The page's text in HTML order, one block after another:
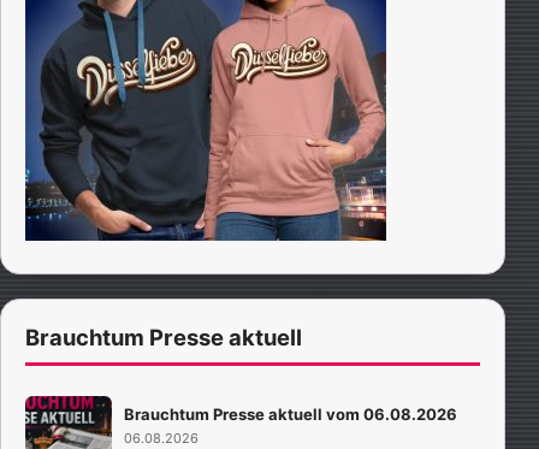
Brauchtum Presse aktuell
Brauchtum Presse aktuell vom 06.08.2026
06.08.2026